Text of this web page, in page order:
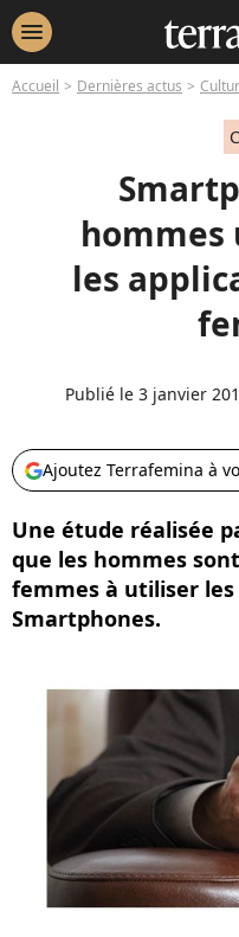
menu
Accueil Dernières actus
les
Publié le 3 janvier
Ajoutez Terrafemina à
Une étude réalisée
que les hommes
femmes à utiliser
Smartphones.